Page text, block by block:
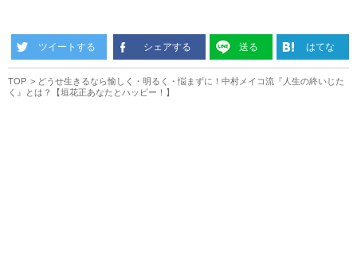
ツイートする シェアする 送る はてな
TOP
どうせ生きるなら愉しく・明るく・悩まずに！中村メイコ流『人生の終いじた
く』とは？【垣花正あなたとハッピー！】